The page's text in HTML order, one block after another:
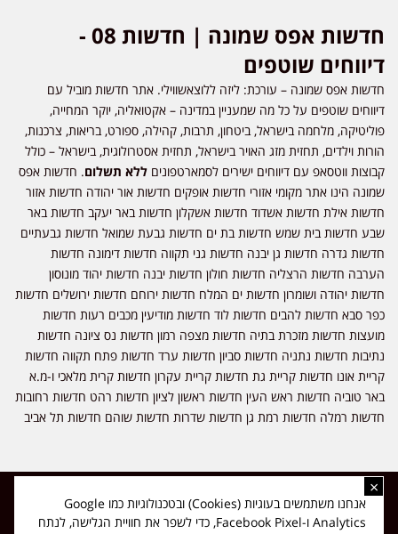
חדשות אפס שמונה | חדשות 08 -
דיווחים שוטפים
חדשות אפס שמונה – עורכת: ליזה ללוצאשווילי. אתר חדשות מוביל עם
דיווחים שוטפים על כל מה שמעניין במדינה – אקטואליה, יוקר המחייה,
פוליטיקה, מלחמה בישראל, ביטחון, תרבות, קהילה, ספורט, בריאות, צרכנות,
הורות וילדים, תחזית מזג האויר בישראל, תחזית אסטרולוגית, בישראל – כולל
קבוצות ווטסאפ עם דיווחים ישירים לסמארטפונים ללא תשלום. חדשות אפס
שמונה הינו אתר מקומי אזורי חדשות אופקים חדשות אור יהודה חדשות אזור
חדשות אילת חדשות אשדוד חדשות אשקלון חדשות באר יעקב חדשות באר
שבע חדשות בית שמש חדשות בת ים חדשות גבעת שמואל חדשות גבעתיים
חדשות גדרה חדשות גן יבנה חדשות גני תקווה חדשות דימונה חדשות
הערבה חדשות הרצליה חדשות חולון חדשות יבנה חדשות יהוד מונוסון
חדשות יהודה ושומרון חדשות ים המלח חדשות ירוחם חדשות ירושלים חדשות
כפר סבא חדשות להבים חדשות לוד חדשות מודיעין מכבים רעות חדשות
מועצות חדשות מזכרת בתיה חדשות מצפה רמון חדשות נס ציונה חדשות
נתיבות חדשות נתניה חדשות סביון חדשות ערד חדשות פתח תקווה חדשות
קריית אונו חדשות קריית גת חדשות קריית עקרון חדשות קרית מלאכי ו-מ.א
באר טוביה חדשות ראש העין חדשות ראשון לציון חדשות רהט חדשות רחובות
חדשות רמלה חדשות רמת גן חדשות שדרות חדשות שוהם חדשות תל אביב
כל הזכויות שמורות ל-ליזה ללוצאשווילי - חדשות אפס שמונה - דיווחים בזמן
אמת, נוסד בשנת 2019 | טל' לפרסומים 054-9759222 מייל מערכת
news08.net@gmail.com
×
אנחנו משתמשים בעוגיות (Cookies) ובטכנולוגיות כמו Google
Analytics ו-Facebook Pixel, כדי לשפר את חוויית הגלישה, לנתח